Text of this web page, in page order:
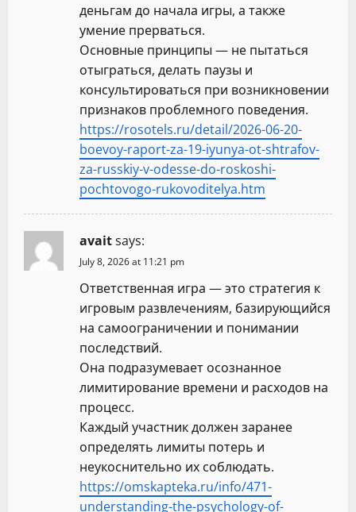
деньгам до начала игры, а также
умение прерваться.
Основные принципы — не пытаться
отыграться, делать паузы и
консультироваться при возникновении
признаков проблемного поведения.
https://rosotels.ru/detail/2026-06-20-
boevoy-raport-za-19-iyunya-ot-shtrafov-
za-russkiy-v-odesse-do-roskoshi-
pochtovogo-rukovoditelya.htm
avaitsays:
July 8, 2026 at 11:21 pm
Ответственная игра — это стратегия к
игровым развлечениям, базирующийся
на самоограничении и понимании
последствий.
Она подразумевает осознанное
лимитирование времени и расходов на
процесс.
Каждый участник должен заранее
определять лимиты потерь и
неукоснительно их соблюдать.
https://omskapteka.ru/info/471-
understanding-the-psychology-of-